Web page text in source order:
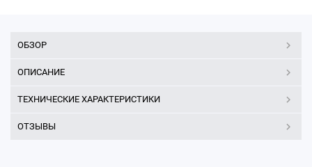
ОБЗОР
ОПИСАНИЕ
ТЕХНИЧЕСКИЕ ХАРАКТЕРИСТИКИ
ОТЗЫВЫ